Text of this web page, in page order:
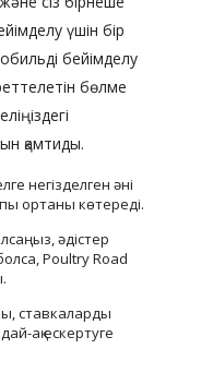
үшін бір
бейімделу
бөлме
қамтиды.
негізделген әні
ортаны көтереді.
әдістер
Poultry Road
ставкаларды
ақ ескертуге